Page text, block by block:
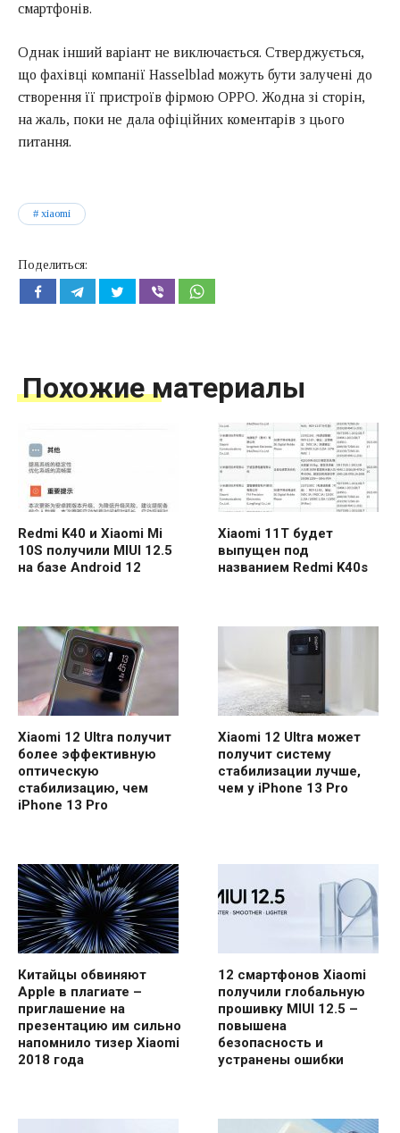
смартфонів.
Однак інший варіант не виключається. Стверджується,
що фахівці компанії Hasselblad можуть бути залучені до
створення її пристроїв фірмою OPPO. Жодна зі сторін,
на жаль, поки не дала офіційних коментарів з цього
питання.
xiaomi
Поделиться:
Похожие материалы
Redmi K40 и Xiaomi Mi
10S получили MIUI 12.5
на базе Android 12
Xiaomi 11T будет
выпущен под
названием Redmi K40s
Xiaomi 12 Ultra получит
более эффективную
оптическую
стабилизацию, чем
iPhone 13 Pro
Xiaomi 12 Ultra может
получит систему
стабилизации лучше,
чем у iPhone 13 Pro
Китайцы обвиняют
Apple в плагиате –
приглашение на
презентацию им сильно
напомнило тизер Xiaomi
2018 года
12 смартфонов Xiaomi
получили глобальную
прошивку MIUI 12.5 –
повышена
безопасность и
устранены ошибки